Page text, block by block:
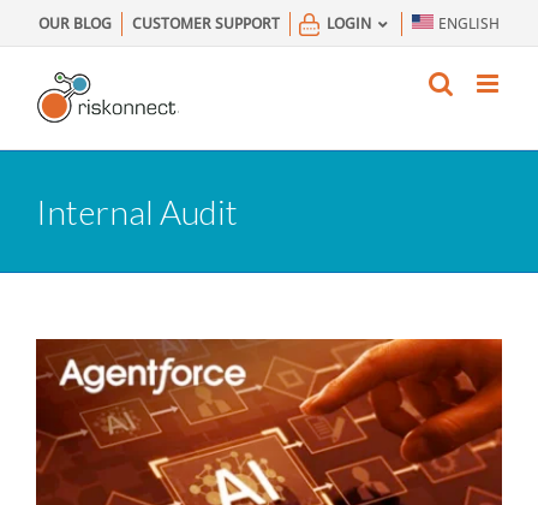
to
content
OUR BLOG CUSTOMER SUPPORT LOGIN ENGLISH
Internal Audit